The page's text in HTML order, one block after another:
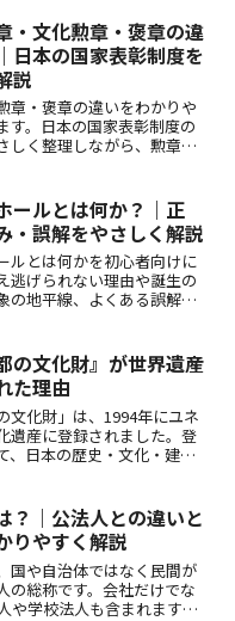
・文化勲章・褒章の違
日本の国家表彰制度を
説
章・褒章の違いをわかりや
す。日本の国家表彰制度の
しく整理しながら、勲章と
ールとは何か？｜正
・誤解をやさしく解説
ルとは何かを初心者向けに
逃げられない理由や誕生の
の地平線、よくある誤解ま
の文化財』が世界遺産
た理由
文化財」は、1994年にユネ
遺産に登録されました。登
、日本の歴史・文化・建築
られました。本記事では、
基準や京都の文化財の魅力
く解説します。
？｜公法人との違いと
りやすく解説
国や自治体ではなく民間が
の総称です。会社だけでな
や学校法人も含まれます。